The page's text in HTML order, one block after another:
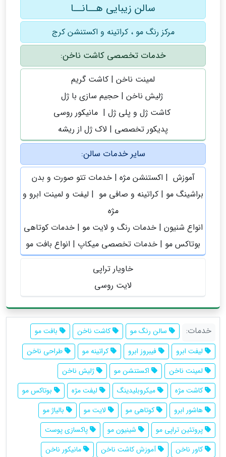
سالن زیبایی هــانــا
مرکز رنگ مو ، کراتینه و اکستنشن کرج
خدمات تخصصی کاشت ناخن:
لمینت ناخن | کاشت گریم
ژلیش ناخن | حجیم سازى با ژل
کاشت ژل و پلى ژل | مانیکور روسى
پدیکور تخصصی | لاک ژل از ریشه
سایر خدمات سالن:
آموزش | اکستنشن مژه | خدمات تتو صورت و بدن
براشینگ مو | کراتینه و صافی مو | لیفت و لمینت ابرو و
مژه
انواع شنیون | خدمات رنگ و لایت مو | خدمات کوتاهی
بوتاکس مو | خدمات تخصصی میکاپ | انواع بافت مو
خاویار تراپی
لایت روسی
خدمات: سالن رنگ مو کاشت ناخن
بافت مو
لیفت ابرو
فیبروز ابرو کراتینه مو
طراحی ناخن
لمینت ناخن
اکستنشن مو
ژلیش ناخن
کاشت مژه
میکروبلیدینگ لیفت مژه
بوتاکس مو
هاشور ابرو
کوتاهی مو لایت مو
بالیاژ مو
پروتئین تراپی مو
شینیون مو
پاکسازی پوست
کاور ناخن
آموزش کاشت ناخن مانیکور ناخن